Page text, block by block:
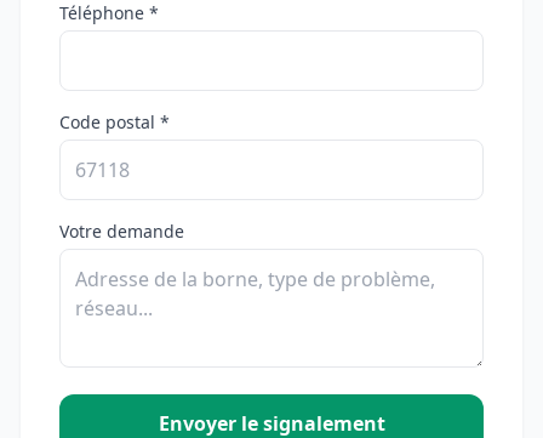
Téléphone *
Code postal *
Votre demande
Envoyer le signalement